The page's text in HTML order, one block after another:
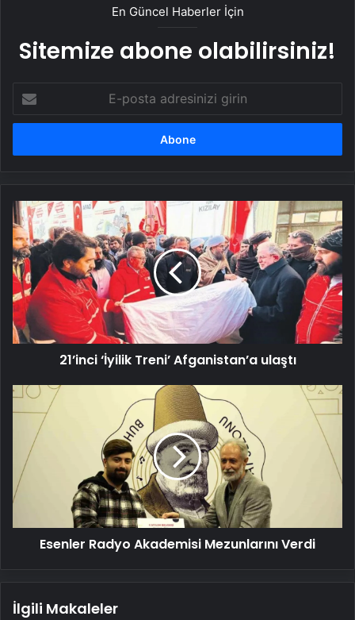
En Güncel Haberler İçin
Sitemize abone olabilirsiniz!
posta
adresinizi
21’inci
‘İyilik
Treni’
Afganistan’a
ulaştı
21’inci ‘İyilik Treni’ Afganistan’a ulaştı
Esenler
Radyo
Akademisi
Mezunlarını
Verdi
Esenler Radyo Akademisi Mezunlarını Verdi
İlgili Makaleler